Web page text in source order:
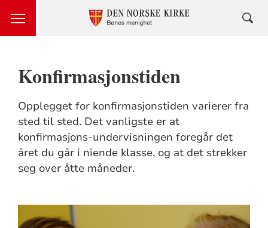
Konfirmasjonstiden
Opplegget for konfirmasjonstiden varierer fra
sted til sted. Det vanligste er at
konfirmasjons-undervisningen foregår det
året du går i niende klasse, og at det strekker
seg over åtte måneder.